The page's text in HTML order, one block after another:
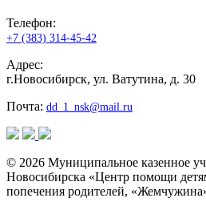
Телефон:
+7 (383) 314-45-42
Адрес:
г.Новосибирск, ул. Ватутина, д. 30
Почта: dd_1_nsk@mail.ru
© 2026 Муниципальное казенное
Новосибирска «Центр помощи
попечения родителей,